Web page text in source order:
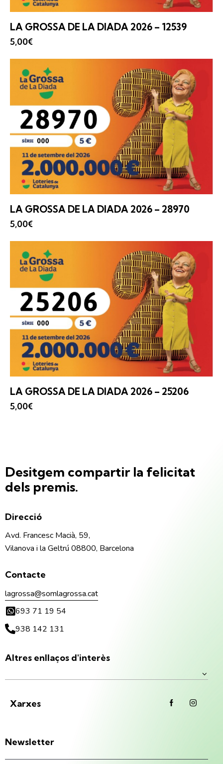
LA GROSSA DE LA DIADA 2026 – 12539
5,00€
LA GROSSA DE LA DIADA 2026 – 28970
5,00€
LA GROSSA DE LA DIADA 2026 – 25206
5,00€
Desitgem compartir la felicitat
dels premis.
Direcció
Avd. Francesc Macià, 59,
Vilanova i la Geltrú 08800, Barcelona
Contacte
lagrossa@somlagrossa.cat
693 71 19 54
938 142 131
Altres enllaços d'interès
Xarxes
Newsletter